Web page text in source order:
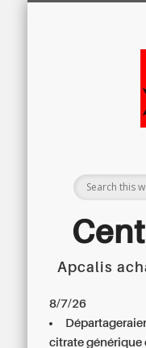
Centre régional du
Apcalis
8/7/26
citrate générique